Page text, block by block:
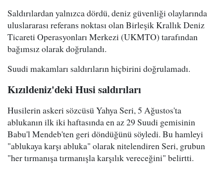
Saldırılardan yalnızca dördü, deniz güvenliği olaylarında
uluslararası referans noktası olan Birleşik Krallık Deniz
Ticareti Operasyonları Merkezi (UKMTO) tarafından
bağımsız olarak doğrulandı.
Suudi makamları saldırıların hiçbirini doğrulamadı.
Kızıldeniz'deki Husi saldırıları
Husilerin askeri sözcüsü Yahya Seri, 5 Ağustos'ta
ablukanın ilk iki haftasında en az 29 Suudi gemisinin
Babu'l Mendeb'ten geri döndüğünü söyledi. Bu hamleyi
"ablukaya karşı abluka" olarak nitelendiren Seri, grubun
"her tırmanışa tırmanışla karşılık vereceğini" belirtti.